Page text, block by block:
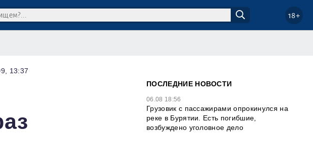
18+
13:37
ПОСЛЕДНИЕ НОВОСТИ
06.08 18:56
Грузовик с пассажирами опрокинулся на
реке в Бурятии. Есть погибшие,
возбуждено уголовное дело